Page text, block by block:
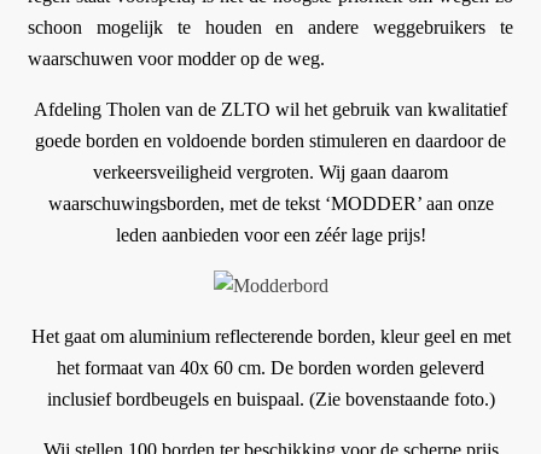
schoon mogelijk te houden en andere weggebruikers te
waarschuwen voor modder op de weg.
Afdeling Tholen van de ZLTO wil het gebruik van kwalitatief
goede borden en voldoende borden stimuleren en daardoor de
verkeersveiligheid vergroten. Wij gaan daarom
waarschuwingsborden, met de tekst ‘MODDER’ aan onze
leden aanbieden voor een zéér lage prijs!
Het gaat om aluminium reflecterende borden, kleur geel en met
het formaat van 40x 60 cm. De borden worden geleverd
inclusief bordbeugels en buispaal. (Zie bovenstaande foto.)
Wij stellen 100 borden ter beschikking voor de scherpe prijs